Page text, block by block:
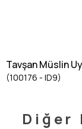
Tavşan Müslin
40X40 cm STONE
(100176 - ID9)
Diğer